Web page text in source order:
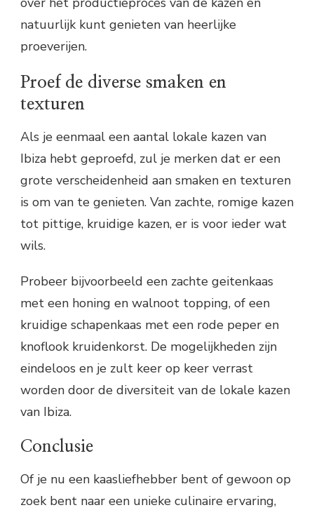
natuurlijk kunt genieten van heerlijke
proeverijen.
Proef de diverse smaken en
texturen
Als je eenmaal een aantal lokale kazen van
Ibiza hebt geproefd, zul je merken dat er een
grote verscheidenheid aan smaken en texturen
is om van te genieten. Van zachte, romige kazen
tot pittige, kruidige kazen, er is voor ieder wat
wils.
Probeer bijvoorbeeld een zachte geitenkaas
met een honing en walnoot topping, of een
kruidige schapenkaas met een rode peper en
knoflook kruidenkorst. De mogelijkheden zijn
eindeloos en je zult keer op keer verrast
worden door de diversiteit van de lokale kazen
van Ibiza.
Conclusie
Of je nu een kaasliefhebber bent of gewoon op
zoek bent naar een unieke culinaire ervaring,